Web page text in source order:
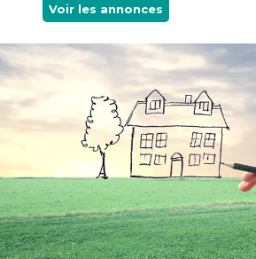
Voir les annonces